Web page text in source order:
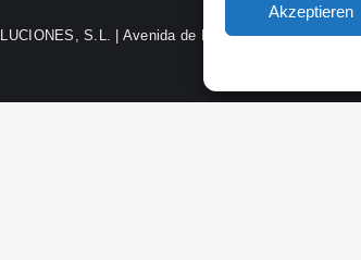
Akzeptieren
S.L. | Avenida de Brasil, nº 29, 28020,